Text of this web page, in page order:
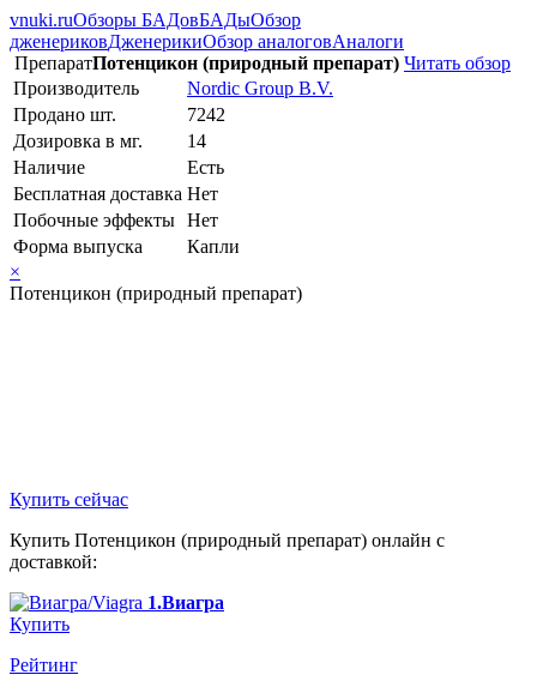
vnuki.ruОбзоры БАДовБАДыОбзор
дженериковДженерикиОбзор аналоговАналоги
ПрепаратПотенцикон (природный препарат) Читать обзор
Производитель
Nordic Group B.V.
Продано шт.
7242
Дозировка в мг.
14
Наличие
Есть
Бесплатная доставка Нет
Побочные эффекты Нет
Форма выпуска
Капли
×
Потенцикон (природный препарат)
Купить сейчас
Купить Потенцикон (природный препарат) онлайн с
доставкой:
1.Виагра
Купить
Рейтинг